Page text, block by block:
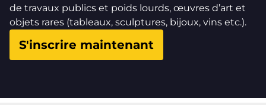
de travaux publics et poids lourds, œuvres d’art et
objets rares (tableaux, sculptures, bijoux, vins etc.).
S'inscrire maintenant